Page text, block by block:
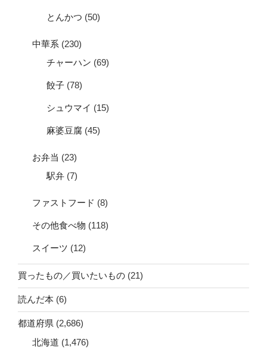
とんかつ (50)
中華系 (230)
チャーハン (69)
餃子 (78)
シュウマイ (15)
麻婆豆腐 (45)
お弁当 (23)
駅弁 (7)
ファストフード (8)
その他食べ物 (118)
スイーツ (12)
買ったもの／買いたいもの (21)
読んだ本 (6)
都道府県 (2,686)
北海道 (1,476)